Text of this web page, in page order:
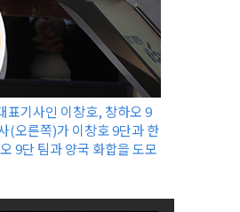
표기사인 이창호, 창하오 9
(오른쪽)가 이창호 9단과 한
9단 팀과 양국 화합을 도모